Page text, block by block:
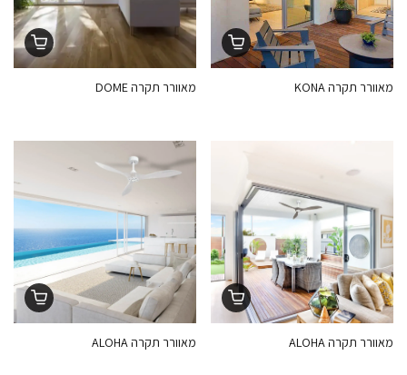
מאוורר תקרה KONA מאוורר תקרה DOME
מאוורר תקרה ALOHA מאוורר תקרה ALOHA